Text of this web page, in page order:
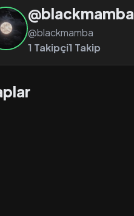
@blackmamba
@blackmamba
1 Takipçi1 Takip